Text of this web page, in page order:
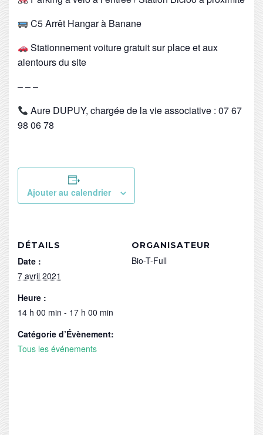
C5 Arrêt Hangar à Banane
Stationnement voiture gratuit sur place et aux
alentours du site
– – –
Aure DUPUY, chargée de la vie associative : 07 67
98 06 78
Ajouter au calendrier
DÉTAILS
Date :
7 avril 2021
Heure :
14 h 00 min - 17 h 00 min
Catégorie d’Évènement:
Tous les événements
ORGANISATEUR
Bio-T-Full